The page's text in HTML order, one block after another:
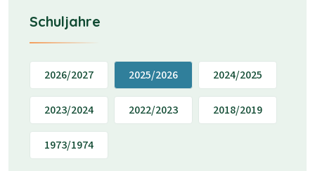
Schuljahre
2026/2027 2025/2026 2024/2025
2023/2024 2022/2023 2018/2019
1973/1974